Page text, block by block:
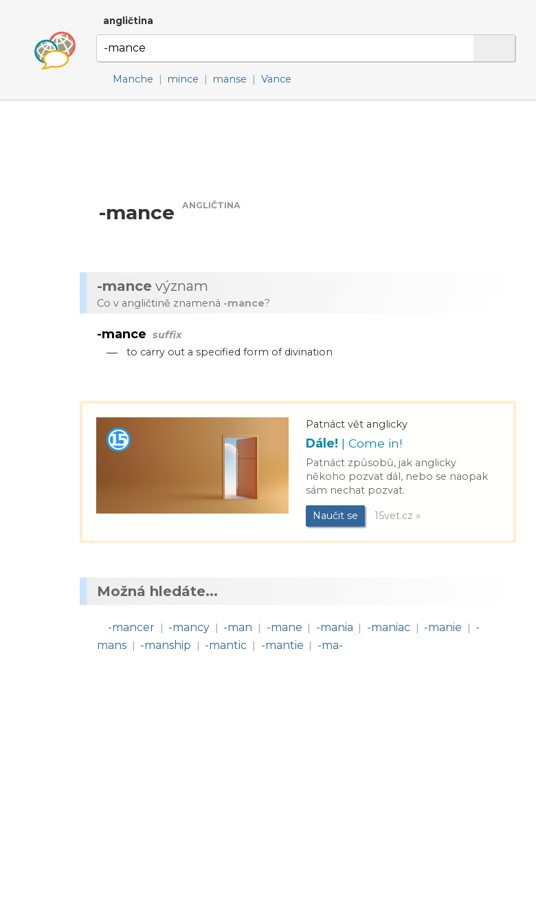
angličtina
Manche | mince | manse | Vance
-mance ANGLIČTINA
-mance význam
Co v angličtině znamená -mance?
-mance suffix
— to carry out a specified form of divination
Patnáct vět anglicky
Dále! | Come in!
Patnáct způsobů, jak anglicky
někoho pozvat dál, nebo se naopak
sám nechat pozvat.
Naučit se 15vet.cz »
Možná hledáte...
-mancer | -mancy | -man | -mane | -mania | -maniac | -manie | -
mans | -manship | -mantic | -mantie | -ma-